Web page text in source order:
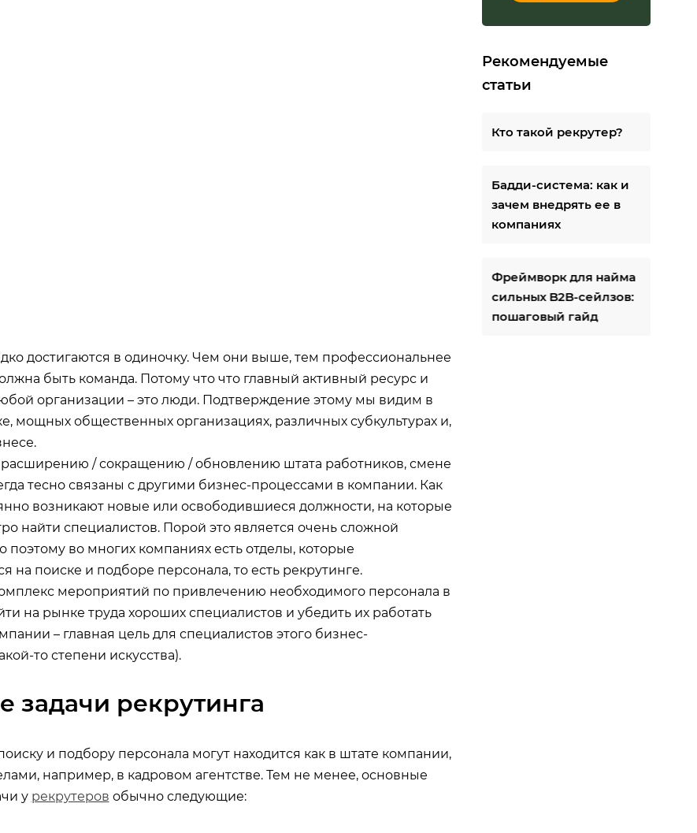
достигаются в одиночку. Чем они выше, тем профессиональнее
быть команда. Потому что что главный активный ресурс и
организации – это люди. Подтверждение этому мы видим в
мощных общественных организациях, различных субкультурах и,
/ сокращению / обновлению штата работников, смене
тесно связаны с другими бизнес-процессами в компании. Как
возникают новые или освободившиеся должности, на которые
найти специалистов. Порой это является очень сложной
поэтому во многих компаниях есть отделы, которые
на поиске и подборе персонала, то есть рекрутинге.
мероприятий по привлечению необходимого персонала в
на рынке труда хороших специалистов и убедить их работать
– главная цель для специалистов этого бизнес-
то степени искусства).
задачи рекрутинга
и подбору персонала могут находится как в штате компании,
например, в кадровом агентстве. Тем не менее, основные
у рекрутеров обычно следующие:
Рекомендуемые
статьи
Кто такой рекрутер?
Бадди-система: как и
зачем внедрять ее в
компаниях
Фреймворк для найма
сильных B2B-сейлзов:
пошаговый гайд